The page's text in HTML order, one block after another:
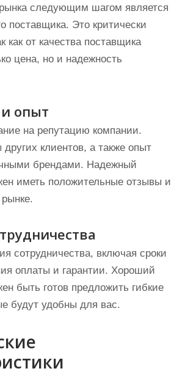
следующим шагом является
поставщика. Это критически
как от качества поставщика
цена, но и надежность
опыт
на репутацию компании.
клиентов, а также опыт
брендами. Надежный
иметь положительные отзывы и
сотрудничества, включая сроки
оплаты и гарантии. Хороший
быть готов предложить гибкие
будут удобны для вас.